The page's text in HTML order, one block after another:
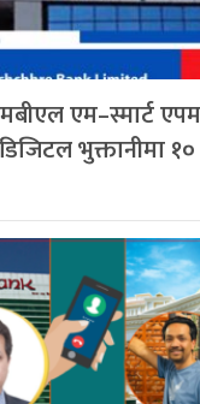
एम–स्मार्ट
भुक्तानीमा